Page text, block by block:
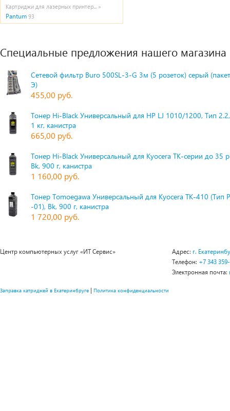
Картриджи для лазерных принтер... »
Pantum 93
Специальные предложения нашего магазина
Сетевой фильтр Buro 500SL-3-G 3м (5 розеток) серый
Э)
455,00 руб.
Тонер Hi-Black Универсальный для HP LJ 1010/1200, Тип
1 кг, канистра
665,00 руб.
Тонер Hi-Black Универсальный для Kyocera TK-серии до 35
Bk, 900 г, канистра
1 160,00 руб.
Тонер Tomoegawa Универсальный для Kyocera TK-410 (Тип
-01), Bk, 900 г, канистра
1 720,00 руб.
Центр компьютерных услуг «ИТ Сервис» Адрес: г.
Телефон: +7 343
Электронная почта:
Заправка катриджей в Екатеринбруге | Политика конфиденциальности